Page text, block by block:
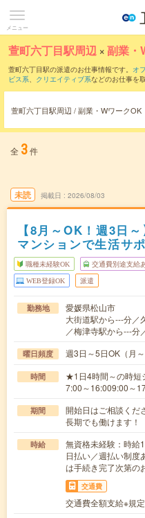
メニュー
萱町六丁目駅周辺 ×副業・
萱町六丁目駅の派遣のお仕事情報です。 オ
ビス系、 クリエイティブ系などのお仕事を
萱町六丁目駅周辺 / 副業・WワークOK
全 3件
未読 掲載日 2026/08/03
【8月～OK！週3日
マンションで生活サ
職種未経験OK 交通費別途支給
WEB登録OK 派遣
勤務地
愛媛県松山市
大街道駅から---分／
／梅津寺駅から---分
曜日頻度 週3日～5日OK（月
時間
★1日4時間～の時短
7:00～16:009:00～
期間
開始日はご相談く
長期でも働けます！
時給
無資格未経験：時
日払い／週払い制度
は手続き完了次第の
交通費
交通費全額支給※規